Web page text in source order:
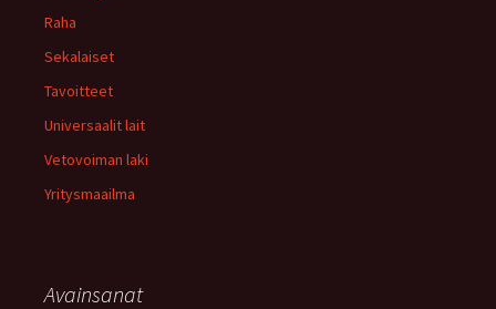
Raha
Sekalaiset
Tavoitteet
Universaalit lait
Vetovoiman laki
Yritysmaailma
Avainsanat